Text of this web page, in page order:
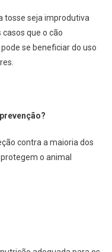
tosse seja improdutiva
que o cão
se beneficiar do uso
contra a maioria dos
o animal